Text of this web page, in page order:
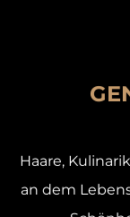
Haare,
an dem